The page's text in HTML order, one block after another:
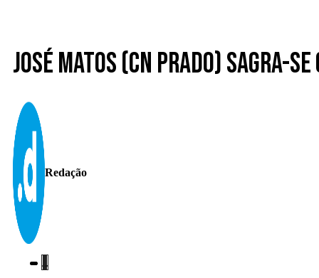
José Matos (CN Prado) sagra-se
Redação